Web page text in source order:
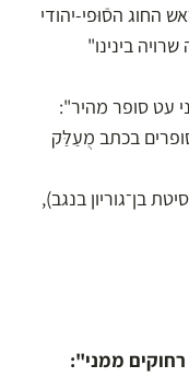
החוג הסֿוּפי-יהודי
בינינו"
עט סופר מהיר":
סופרים בכתב מֻעַלַּק
בן־גוריון בנגב),
כך רחוקים ממני":